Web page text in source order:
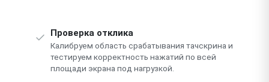
Проверка отклика
Калибруем область срабатывания тачскрина и
тестируем корректность нажатий по всей
площади экрана под нагрузкой.